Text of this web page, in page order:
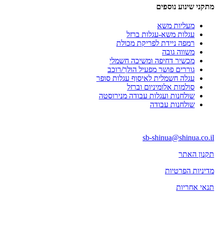
מתקני שינוע נוספים
מעליות משא
עגלות משא-עגלות ברזל
רמפה ניידת לפריקת מכולת
משווה גובה
מכשיר דחיפה ומשיכה חשמלי
גוררים פושר מפעיל הולך/רוכב
עגלה חשמלית לאיסוף עגלות סופר
סולמות אלומיניום וברזל
שולחנות ועגלות עבודה מנירוסטה
שולחנות עבודה
sb-shinua@shinua.co.il
תקנון האתר
מדיניות הפרטיות
תנאי אחריות